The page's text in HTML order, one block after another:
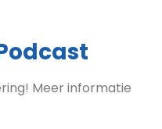
Meer informatie